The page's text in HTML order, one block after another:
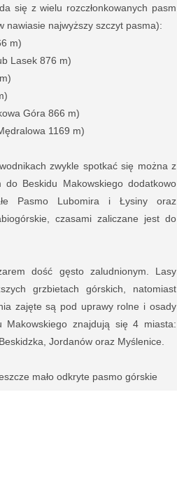
się z wielu rozczłonkowanych pasm
nawiasie najwyższy szczyt pasma):
m)
Lasek 876 m)
Góra 866 m)
1169 m)
zwykle spotkać się można z
do Beskidu Makowskiego dodatkowo
Pasmo Lubomira i Łysiny oraz
czasami zaliczane jest do
dość gęsto zaludnionym. Lasy
grzbietach górskich, natomiast
zajęte są pod uprawy rolne i osady
Makowskiego znajdują się 4 miasta:
Jordanów oraz Myślenice.
mało odkryte pasmo górskie